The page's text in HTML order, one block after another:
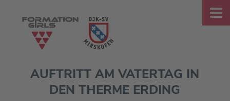
AUFTRITT AM VATERTAG IN
DEN THERME ERDING